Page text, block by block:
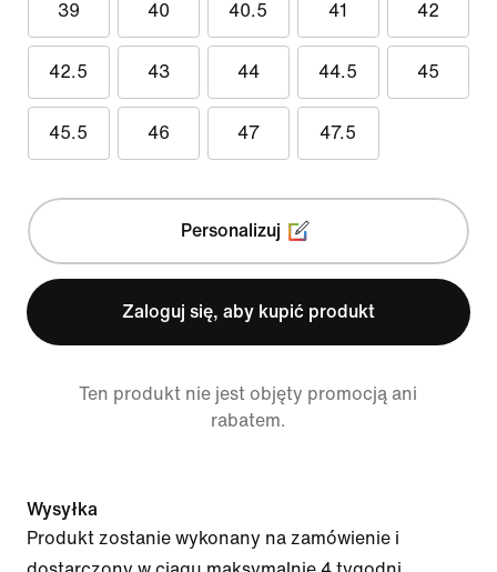
39 40 40.5 41 42
42.5 43 44 44.5 45
45.5 46 47 47.5
Personalizuj
Zaloguj się, aby kupić produkt
Ten produkt nie jest objęty promocją ani
rabatem.
Wysyłka
Produkt zostanie wykonany na zamówienie i